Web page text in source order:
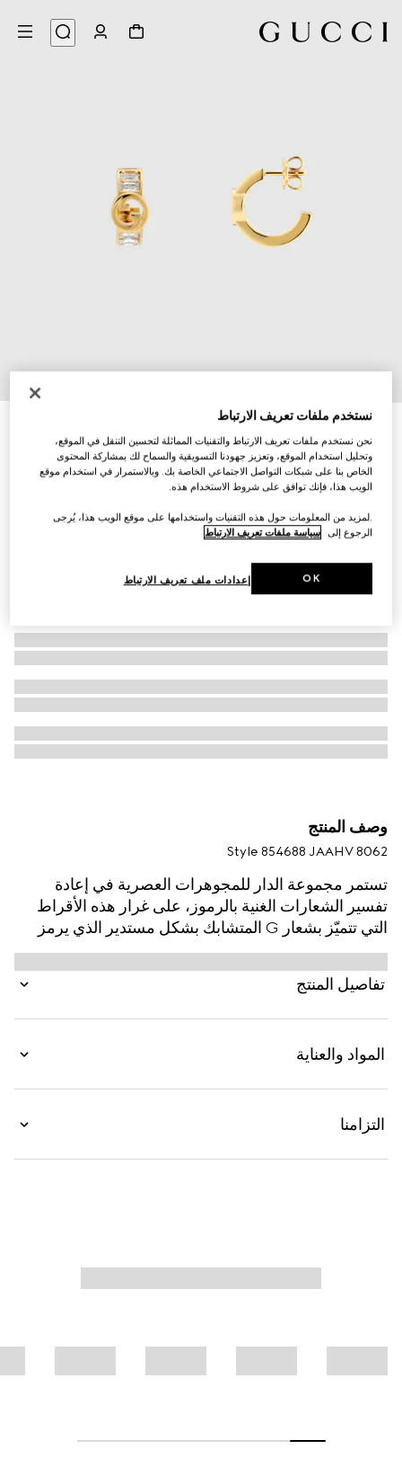
AED 2,300
وصف المنتج
Style ‎854688 JAAHV 8062
تستمر مجموعة الدار للمجوهرات العصرية في إعادة
تفسير الشعارات الغنية بالرموز، على غرار هذه الأقراط
التي تتميّز بشعار G المتشابك بشكل مستدير الذي يرمز
بدوره إلى مجموعة Gucci Blondie. ويكتمل هذا التصميم
بأحجار كريستال من أجل لمسة أناقة بارزة.
تفاصيل المنتج
المواد والعناية
التزامنا
نستخدم ملفات تعريف الارتباط
نحن نستخدم ملفات تعريف الارتباط والتقنيات المماثلة لتحسين التنقل في الموقع،
وتحليل استخدام الموقع، وتعزيز جهودنا التسويقية والسماح لك بمشاركة المحتوى
الخاص بنا على شبكات التواصل الاجتماعي الخاصة بك. وبالاستمرار في استخدام موقع
الويب هذا، فإنك توافق على شروط الاستخدام هذه.
.لمزيد من المعلومات حول هذه التقنيات واستخدامها على موقع الويب هذا، يُرجى
الرجوع إلى سياسة ملفات تعريف الارتباط
إعدادات ملف تعريف الارتباط OK